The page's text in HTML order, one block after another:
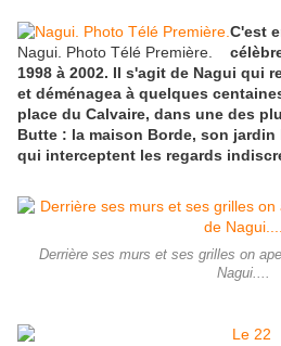
Nagui. Photo Télé Première.
C'est
1998 à 2002. Il s'agit de Nagui qui
et déménagea à quelques
place du Calvaire, dans une des
Butte : la maison Borde, son
qui interceptent les regards
Derrière ses murs et ses grilles on
Nagui....